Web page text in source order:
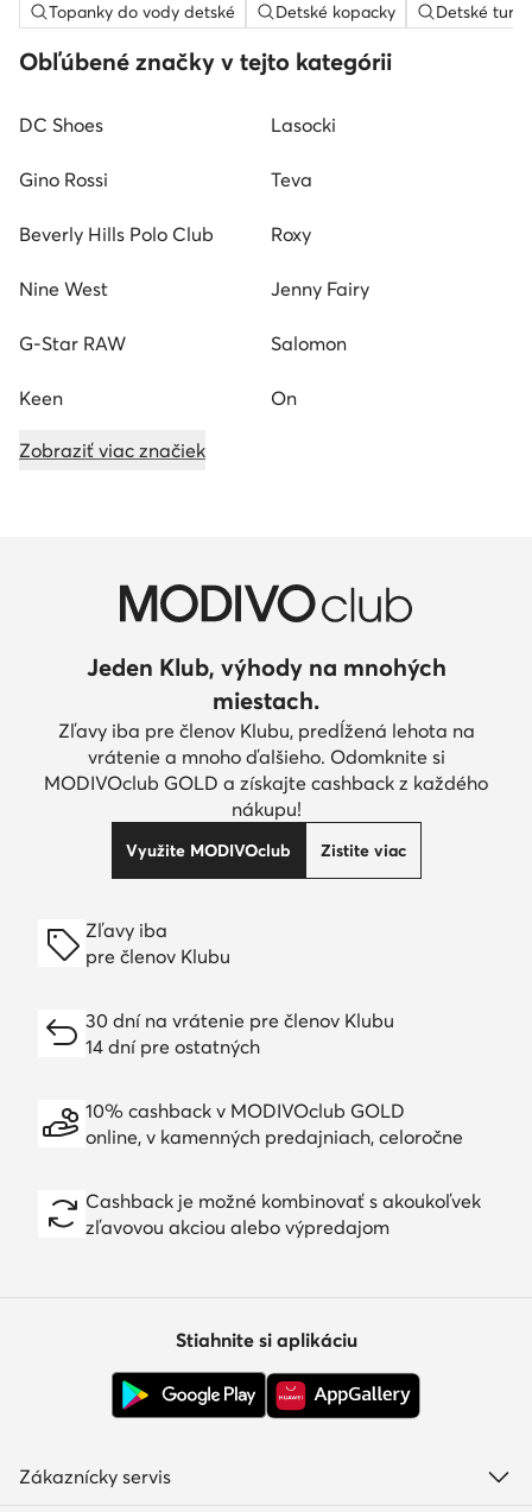
Topanky do vody detské Detské kopacky Detské
Obľúbené značky v tejto kategórii
DC Shoes Lasocki
Gino Rossi Teva
Beverly Hills Polo Club Roxy
Nine West Jenny Fairy
G-Star RAW Salomon
Keen On
Zobraziť viac značiek
Jeden Klub, výhody na mnohých
miestach.
Zľavy iba pre členov Klubu, predĺžená lehota na
vrátenie a mnoho ďalšieho. Odomknite si
MODIVOclub GOLD a získajte cashback z každého
nákupu!
Využite MODIVOclub Zistite viac
Zľavy iba
pre členov Klubu
30 dní na vrátenie pre členov Klubu
14 dní pre ostatných
10% cashback v MODIVOclub GOLD
online, v kamenných predajniach, celoročne
Cashback je možné kombinovať s akoukoľvek
zľavovou akciou alebo výpredajom
Stiahnite si aplikáciu
Zákaznícky servis